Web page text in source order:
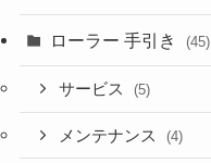
ローラー 手引き (45)
サービス (5)
メンテナンス (4)